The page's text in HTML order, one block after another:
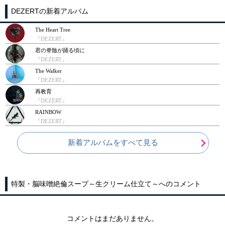
DEZERTの新着アルバム
The Heart Tree
『DEZERT』
君の脊髄が踊る頃に
『DEZERT』
The Walker
『DEZERT』
再教育
『DEZERT』
RAINBOW
『DEZERT』
新着アルバムをすべて見る
特製・脳味噌絶倫スープ～生クリーム仕立て～へのコメント
コメントはまだありません。